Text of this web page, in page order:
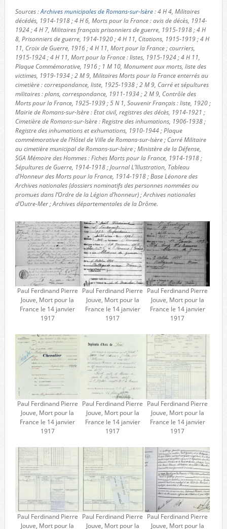
Sources :Archives municipales de Romans-sur-Isère: 4 H 4, Militaires
décédés, 1914-1918 ; 4 H 6, Morts pour la France : avis de décès, 1914-
1924 ; 4 H 7, Militaires français prisonniers de guerre, 1915-1918 ; 4 H
8, Prisonniers de guerre, 1914-1920 ; 4 H 11, Citations, 1915-1919 ; 4 H
11, Croix de Guerre, 1916 ; 4 H 11, Mort pour la France ; courriers,
1915-1924 ; 4 H 11, Mort pour la France : listes, 1915-1924 ; 4 H 11,
Plaque Commémorative, 1916 ; 1 M 10, Monument aux morts, liste des
victimes, 1919-1934 ; 2 M 9, Militaires Morts pour la France enterrés au
cimetière : correspondance, liste, 1925-1938 ; 2 M 9, Carré et sépultures
militaires : plans, correspondance, 1911-1934 ; 2 M 9, Contrôle des
Morts pour la France, 1925-1939 ; 5 N 1, Souvenir Français : liste, 1920 ;
Mairie de Romans-sur-Isère : Etat civil, registres des décès, 1914-1921 ;
Cimetière de Romans-sur-Isère : Registre des inhumations, 1906-1938 ;
Registre des inhumations et exhumations, 1910-1944 ; Plaque
commémorative de l’Hôtel de Ville de Romans-sur-Isère ; Carré Militaire
au cimetière municipal de Romans-sur-Isère ; Ministère de la Défense,
SGA Mémoire des Hommes : Fiches Morts pour la France, 1914-1918 ;
Sépultures de Guerre, 1914-1918 ; Journal L’Illustration, Tableau
d’Honneur des Morts pour la France, 1914-1918 ; Base Léonore des
Archives nationales (dossiers nominatifs des personnes nommées ou
promues dans l’Ordre de la Légion d’honneur) ; Archives nationales
d’Outre-Mer ; Archives départementales de la Drôme.
Paul Ferdinand Pierre
Jouve, Mort pour la
France le 14 janvier
1917
Paul Ferdinand Pierre
Jouve, Mort pour la
France le 14 janvier
1917
Paul Ferdinand Pierre
Jouve, Mort pour la
France le 14 janvier
1917
Paul Ferdinand Pierre
Jouve, Mort pour la
France le 14 janvier
1917
Paul Ferdinand Pierre
Jouve, Mort pour la
France le 14 janvier
1917
Paul Ferdinand Pierre
Jouve, Mort pour la
France le 14 janvier
1917
Paul Ferdinand Pierre
Jouve, Mort pour la
Paul Ferdinand Pierre
Jouve, Mort pour la
Paul Ferdinand Pierre
Jouve, Mort pour la